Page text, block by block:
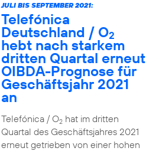
JULI BIS SEPTEMBER 2021:
Telefónica
Deutschland / O2
hebt nach starkem
dritten Quartal erneut
OIBDA-Prognose für
Geschäftsjahr 2021
an
Telefónica / O2hat im dritten
Quartal des Geschäftsjahres 2021
erneut getrieben von einer hohen